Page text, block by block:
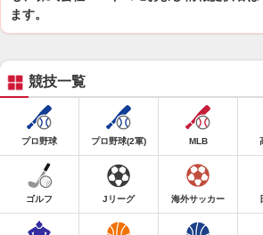
ます。
競技一覧
プロ野球 プロ野球(2軍) MLB
ゴルフ Jリーグ 海外サッカー